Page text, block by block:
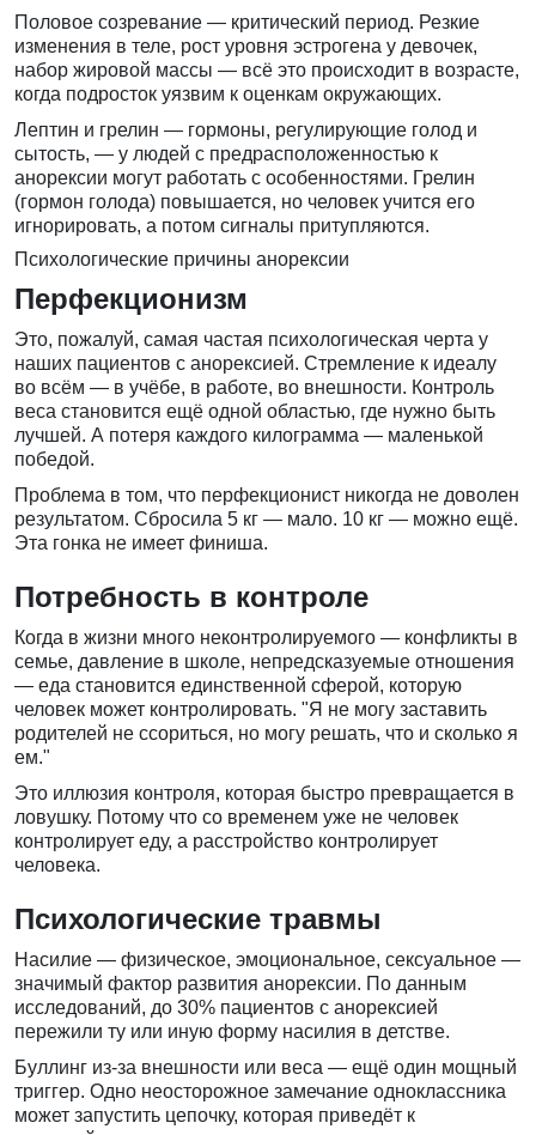
Половое созревание — критический период. Резкие
изменения в теле, рост уровня эстрогена у девочек,
набор жировой массы — всё это происходит в возрасте,
когда подросток уязвим к оценкам окружающих.
Лептин и грелин — гормоны, регулирующие голод и
сытость, — у людей с предрасположенностью к
анорексии могут работать с особенностями. Грелин
(гормон голода) повышается, но человек учится его
игнорировать, а потом сигналы притупляются.
Психологические причины анорексии
Перфекционизм
Это, пожалуй, самая частая психологическая черта у
наших пациентов с анорексией. Стремление к идеалу
во всём — в учёбе, в работе, во внешности. Контроль
веса становится ещё одной областью, где нужно быть
лучшей. А потеря каждого килограмма — маленькой
победой.
Проблема в том, что перфекционист никогда не доволен
результатом. Сбросила 5 кг — мало. 10 кг — можно ещё.
Эта гонка не имеет финиша.
Потребность в контроле
Когда в жизни много неконтролируемого — конфликты в
семье, давление в школе, непредсказуемые отношения
— еда становится единственной сферой, которую
человек может контролировать. "Я не могу заставить
родителей не ссориться, но могу решать, что и сколько я
ем."
Это иллюзия контроля, которая быстро превращается в
ловушку. Потому что со временем уже не человек
контролирует еду, а расстройство контролирует
человека.
Психологические травмы
Насилие — физическое, эмоциональное, сексуальное —
значимый фактор развития анорексии. По данным
исследований, до 30% пациентов с анорексией
пережили ту или иную форму насилия в детстве.
Буллинг из-за внешности или веса — ещё один мощный
триггер. Одно неосторожное замечание одноклассника
может запустить цепочку, которая приведёт к